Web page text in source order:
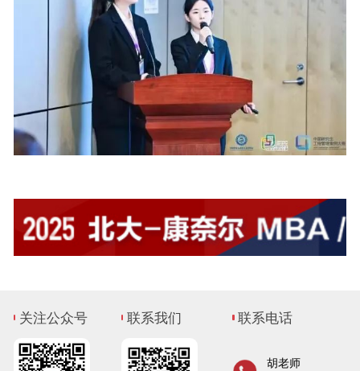
关注公众号 联系我们 联系电话
胡老师